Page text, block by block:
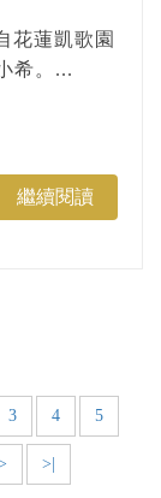
花蓮凱歌園
希。...
繼續閱讀
3 4 5
>|